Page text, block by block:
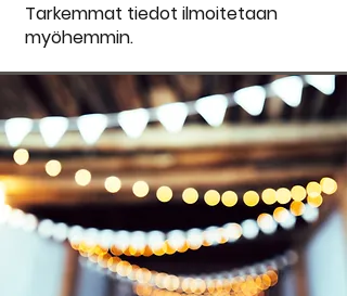
Tarkemmat tiedot ilmoitetaan
myöhemmin.